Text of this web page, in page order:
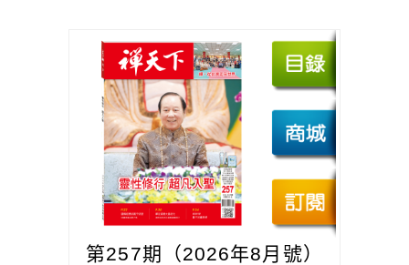
第257期（2026年8月號）